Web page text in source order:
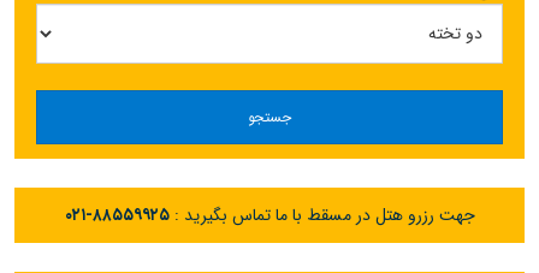
جستجو
جهت رزرو هتل در مسقط با ما تماس بگیرید :۰۲۱-۸۸۵۵۹۹۲۵